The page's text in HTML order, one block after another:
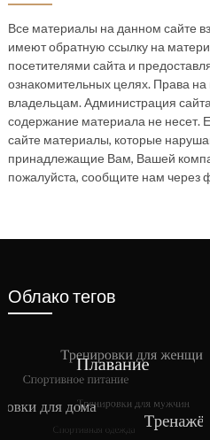
Все материалы на данном сайте
имеют обратную ссылку на
посетителями сайта и
ознакомительных целях. Права
владельцам. Администрация сайта
содержание материала не
сайте материалы, которые
принадлежащие Вам, Вашей
пожалуйста, сообщите нам через
Облако тегов